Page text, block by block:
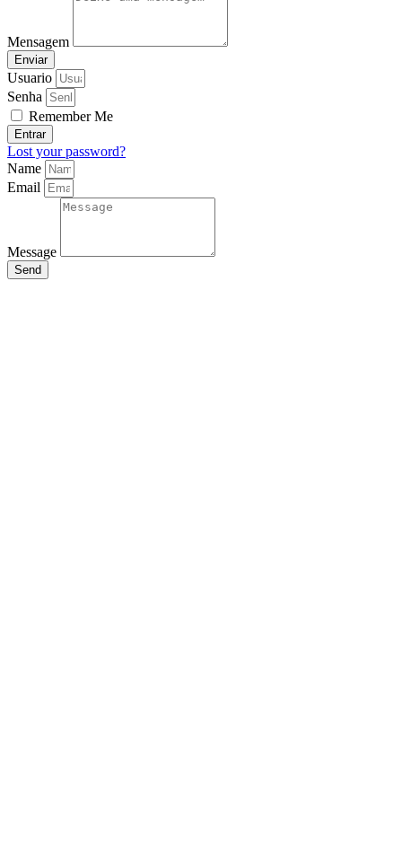
Mensagem
Enviar
Usuario
Senha
Remember Me
Entrar
Lost your password?
Name
Email
Message
Send